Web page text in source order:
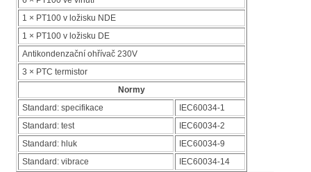
1 × PT100 v ložisku NDE
1 × PT100 v ložisku DE
Antikondenzační ohřívač 230V
3 × PTC termistor
Normy
Standard: specifikace
IEC60034-1
Standard: test
IEC60034-2
Standard: hluk
IEC60034-9
Standard: vibrace
IEC60034-14